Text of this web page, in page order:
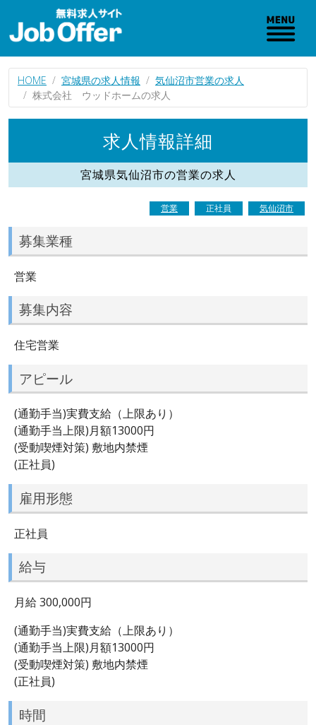
HOME 宮城県の求人情報
気仙沼市営業の求人
株式会社 ウッドホームの求人
求人情報詳細
宮城県気仙沼市の営業の求人
営業 正社員 気仙沼市
募集業種
営業
募集内容
住宅営業
アピール
(通勤手当)実費支給（上限あり）
(通勤手当上限)月額13000円
(受動喫煙対策) 敷地内禁煙
(正社員)
雇用形態
正社員
給与
月給 300,000円
(通勤手当)実費支給（上限あり）
(通勤手当上限)月額13000円
(受動喫煙対策) 敷地内禁煙
(正社員)
時間